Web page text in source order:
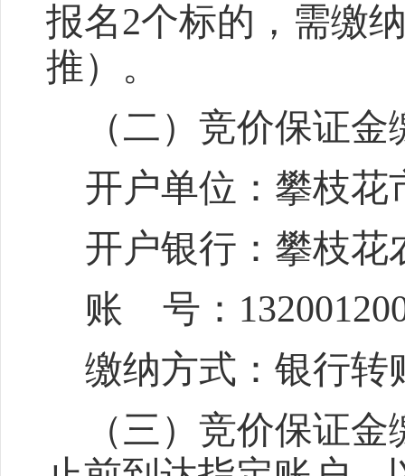
报名2个标的，需缴
推）。
（二）竞价保证
开户单位：攀枝花
开户银行：攀枝花
账
号：
缴纳方式：银行转
（三）竞价保证